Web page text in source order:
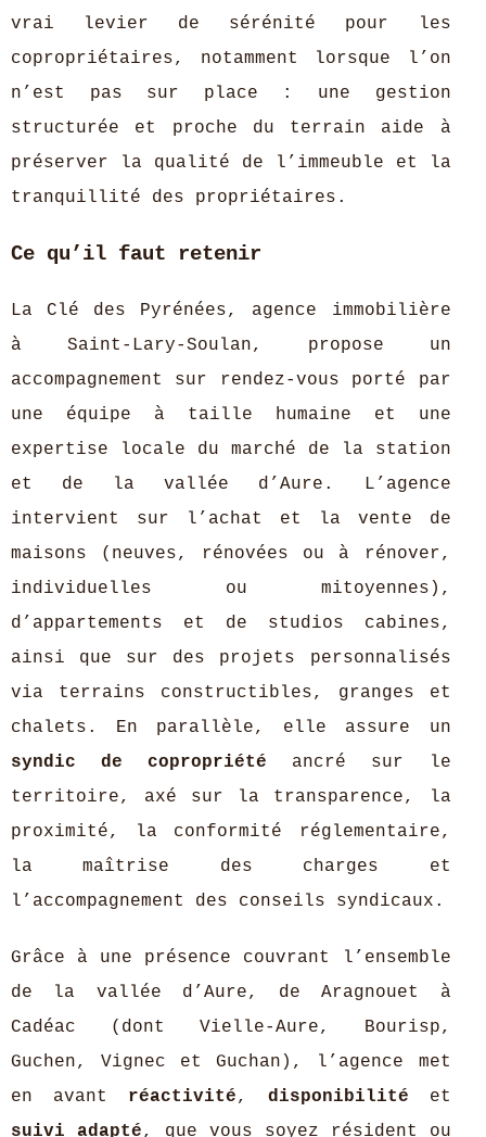
vrai levier de sérénité pour les
copropriétaires, notamment lorsque l’on
n’est pas sur place : une gestion
structurée et proche du terrain aide à
préserver la qualité de l’immeuble et la
tranquillité des propriétaires.
Ce qu’il faut retenir
La Clé des Pyrénées, agence immobilière
à Saint‑Lary‑Soulan, propose un
accompagnement sur rendez‑vous porté par
une équipe à taille humaine et une
expertise locale du marché de la station
et de la vallée d’Aure. L’agence
intervient sur l’achat et la vente de
maisons (neuves, rénovées ou à rénover,
individuelles ou mitoyennes),
d’appartements et de studios cabines,
ainsi que sur des projets personnalisés
via terrains constructibles, granges et
chalets. En parallèle, elle assure un
syndic de copropriété ancré sur le
territoire, axé sur la transparence, la
proximité, la conformité réglementaire,
la maîtrise des charges et
l’accompagnement des conseils syndicaux.
Grâce à une présence couvrant l’ensemble
de la vallée d’Aure, de Aragnouet à
Cadéac (dont Vielle‑Aure, Bourisp,
Guchen, Vignec et Guchan), l’agence met
en avant réactivité, disponibilité et
suivi adapté, que vous soyez résident ou